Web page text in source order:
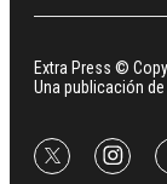
Extra Press ©
Una publicación de
twitter